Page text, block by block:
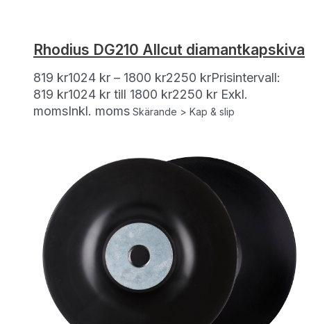
Rhodius DG210 Allcut diamantkapskiva
819 kr1024 kr – 1800 kr2250 krPrisintervall:
819 kr1024 kr till 1800 kr2250 kr Exkl.
momsInkl. moms Skärande > Kap & slip